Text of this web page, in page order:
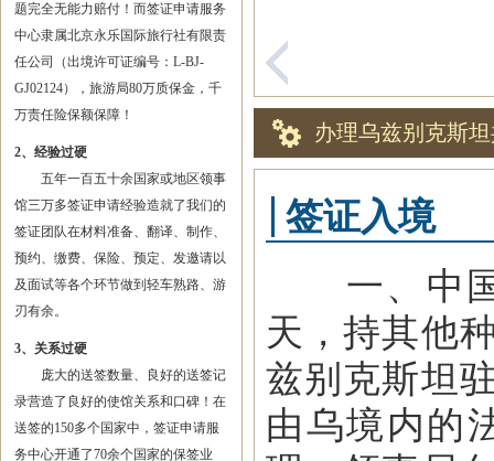
题完全无能力赔付！而签证申请服务
中心隶属北京永乐国际旅行社有限责
任公司（出境许可证编号：L-BJ-
GJ02124），旅游局80万质保金，千
万责任险保额保障！
2、经验过硬
五年一百五十余国家或地区领事
馆三万多签证申请经验造就了我们的
签证团队在材料准备、翻译、制作、
预约、缴费、保险、预定、发邀请以
及面试等各个环节做到轻车熟路、游
刃有余。
3、关系过硬
庞大的送签数量、良好的送签记
录营造了良好的使馆关系和口碑！在
送签的150多个国家中，签证申请服
务中心开通了70余个国家的保签业
办理乌兹别克斯
签证入境
一、中国
天，持其他
兹别克斯坦
由乌境内的